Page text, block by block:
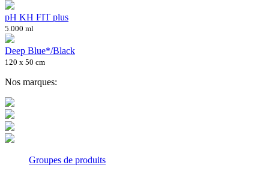
pH KH FIT plus
5.000 ml
Deep Blue*/Black
120 x 50 cm
Nos marques:
Groupes de produits